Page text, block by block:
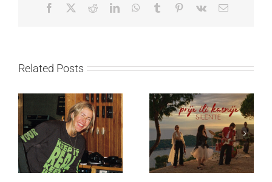
Facebook RedditLinkedInWhatsApp
Tumblr Pinterest
Vk Email
Related Posts
Ellie Goulding otkriva
nežniju stranu novim
singlom „4 Seasons“
Silente objavio novi
singl “Prije ili kasnije”